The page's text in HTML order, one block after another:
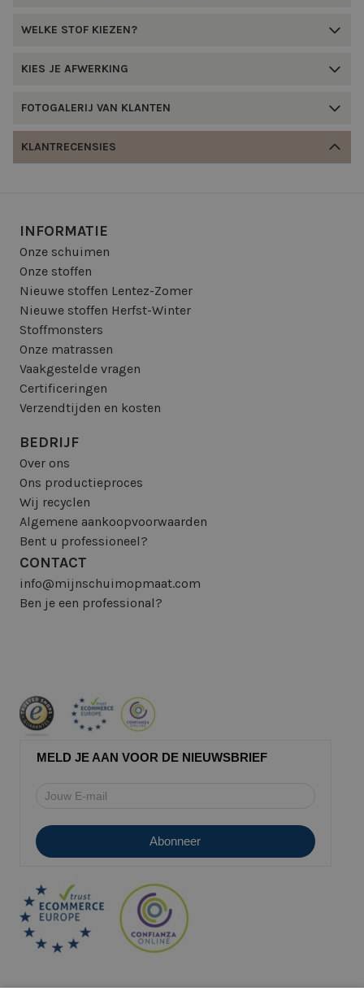
WELKE STOF KIEZEN?
KIES JE AFWERKING
FOTOGALERIJ VAN KLANTEN
KLANTRECENSIES
INFORMATIE
Onze schuimen
Onze stoffen
Nieuwe stoffen Lentez-Zomer
Nieuwe stoffen Herfst-Winter
Stoffmonsters
Onze matrassen
Vaakgestelde vragen
Certificeringen
Verzendtijden en kosten
BEDRIJF
Over ons
Ons productieproces
Wij recyclen
Algemene aankoopvoorwaarden
Bent u professioneel?
CONTACT
info@mijnschuimopmaat.com
Ben je een professional?
MELD JE AAN VOOR DE NIEUWSBRIEF